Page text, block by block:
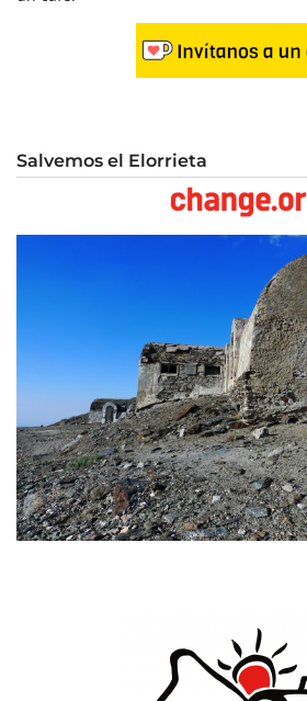
Salvemos el Elorrieta